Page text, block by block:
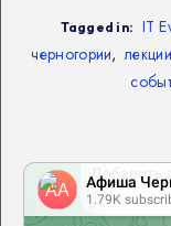
Tagged in: IT
черногории,